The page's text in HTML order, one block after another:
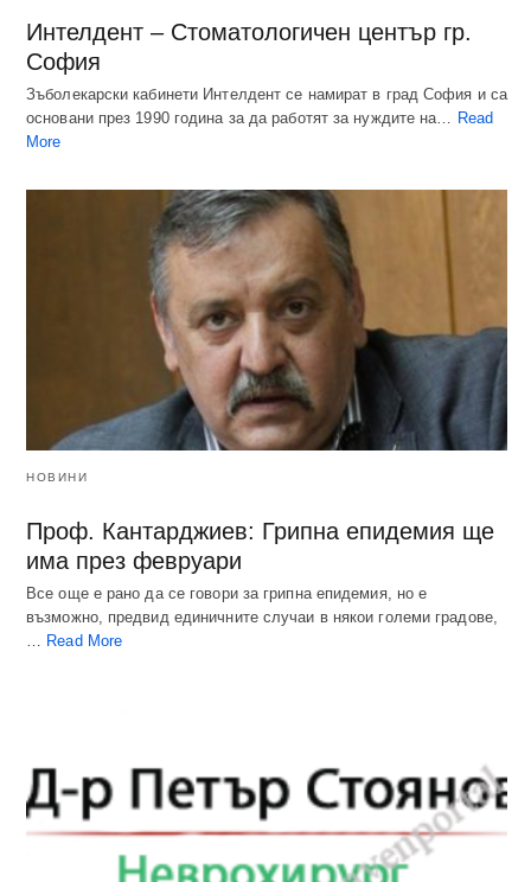
Интелдент – Стоматологичен център гр.
София
Зъболекарски кабинети Интелдент се намират в град София и са
основани през 1990 година за да работят за нуждите на… Read
More
НОВИНИ
Проф. Кантарджиев: Грипна епидемия ще
има през февруари
Все още е рано да се говори за грипна епидемия, но е
възможно, предвид единичните случаи в някои големи градове,
… Read More